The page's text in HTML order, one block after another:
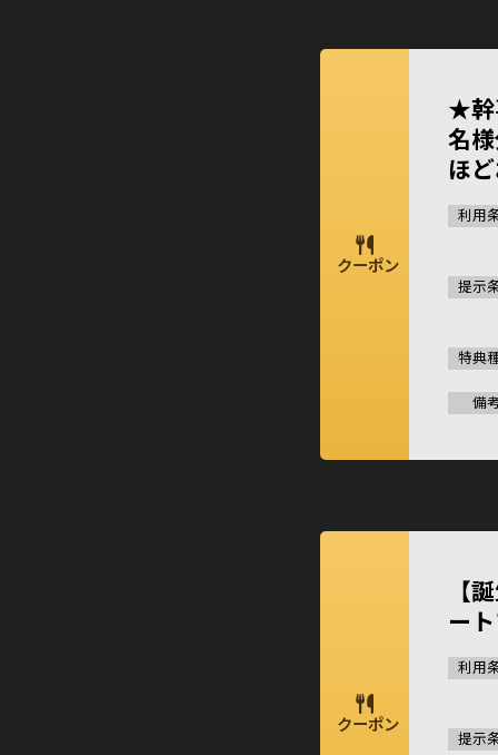
クーポン
★幹
名
ほ
利用
提示
特典
備
クーポン
【
ー
利用
提示